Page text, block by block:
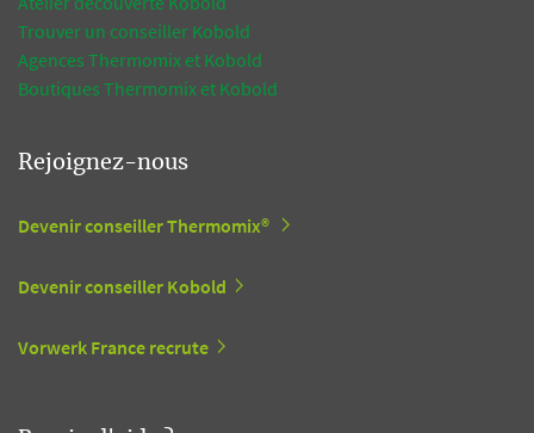
Trouver un conseiller Kobold
Agences Thermomix et Kobold
Boutiques Thermomix et Kobold
Rejoignez-nous
Devenir conseiller Thermomix®
Devenir conseiller Kobold
Vorwerk France recrute